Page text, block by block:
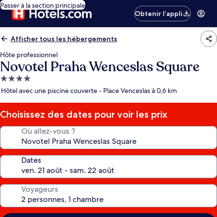
Passer à la section principale
Obtenir l’appli
Afficher tous les hébergements
Hôte professionnel
Novotel Praha Wenceslas Square
Hébergement
4.0 étoiles
Hôtel avec une piscine couverte - Place Venceslas à 0,6 km
Choisissez des dates pour voir les prix
Où allez-vous ?
Dates
Voyageurs